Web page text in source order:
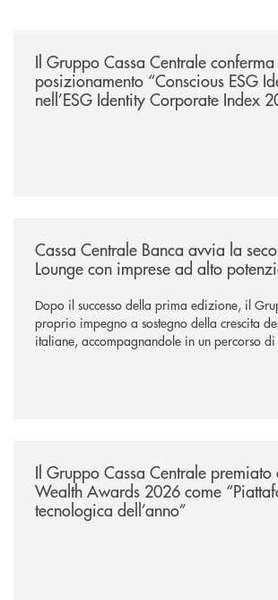
Il Gruppo Cassa Centrale conferma
posizionamento “Conscious ESG
nell’ESG Identity Corporate Index
Cassa Centrale Banca avvia la
Lounge con imprese ad alto
Dopo il successo della prima edizione, il
proprio impegno a sostegno della crescita
italiane, accompagnandole in un percorso
Il Gruppo Cassa Centrale
Wealth Awards 2026 come
tecnologica dell’anno”